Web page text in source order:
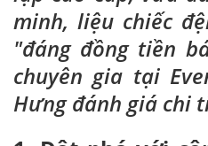
minh, liệu chiếc
"đáng đồng tiền
chuyên gia tại
Hưng đánh giá chi